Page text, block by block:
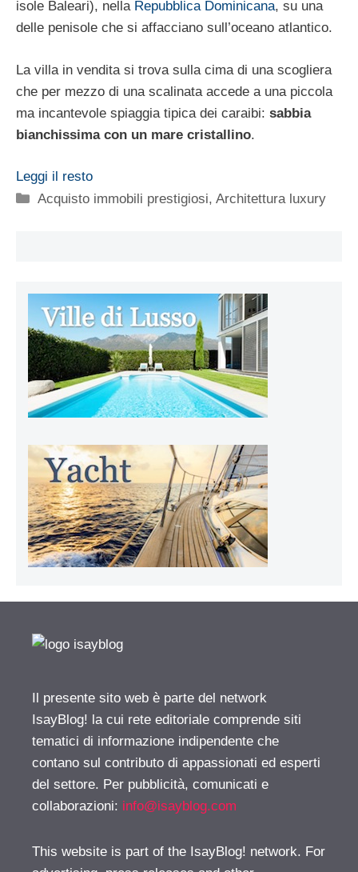
isole Baleari), nella Repubblica Dominicana, su una
delle penisole che si affacciano sull’oceano atlantico.
La villa in vendita si trova sulla cima di una scogliera
che per mezzo di una scalinata accede a una piccola
ma incantevole spiaggia tipica dei caraibi: sabbia
bianchissima con un mare cristallino.
Leggi il resto
Categorie
Acquisto immobili prestigiosi,Architettura luxury
Il presente sito web è parte del network
IsayBlog! la cui rete editoriale comprende siti
tematici di informazione indipendente che
contano sul contributo di appassionati ed esperti
del settore. Per pubblicità, comunicati e
collaborazioni: info@isayblog.com
This website is part of the IsayBlog! network. For